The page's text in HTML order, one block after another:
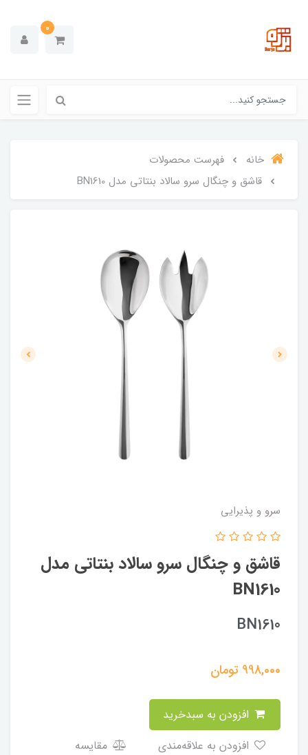
0
خانه
فهرست محصولات
قاشق و چنگال سرو سالاد بنتاتی مدل BN1610
سرو و پذیرایی
قاشق و چنگال سرو سالاد بنتاتی مدل
BN1610
BN1610
998,000 تومان
مقایسه